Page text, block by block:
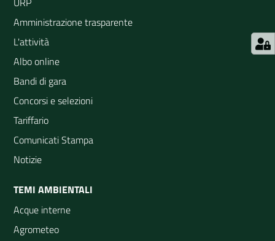
Amministrazione trasparente
L'attività
Albo online
Bandi di gara
Concorsi e selezioni
Tariffario
Comunicati Stampa
Notizie
TEMI AMBIENTALI
Acque interne
Agrometeo